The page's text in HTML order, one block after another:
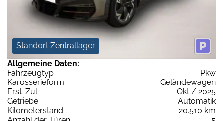
Standort Zentrallager
Allgemeine Daten:
Fahrzeugtyp
Pkw
Karosserieform
Geländewagen
Erst-Zul.
Okt / 2025
Getriebe
Automatik
Kilometerstand
20.510 km